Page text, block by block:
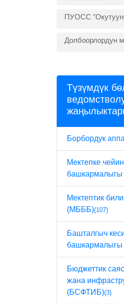
ПУОСС
Долбоорлордун
Түзүмдүк
Борбордук
Мектепке
Мектептик
(МБББ)(107)
Башталгыч
Бюджеттик
жана
(БСФТИБ)(3)